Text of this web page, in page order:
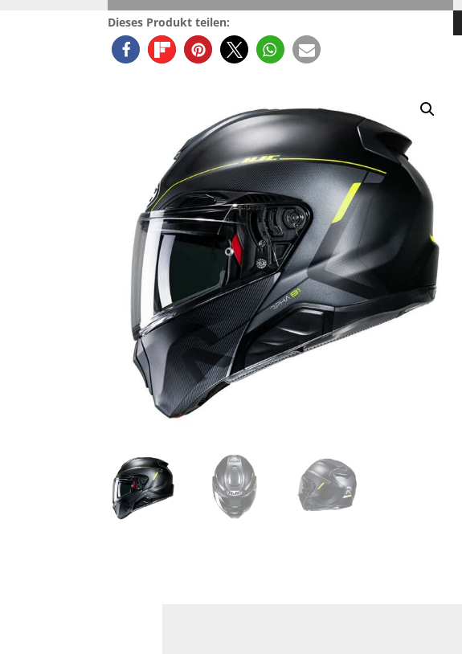
Dieses Produkt teilen: